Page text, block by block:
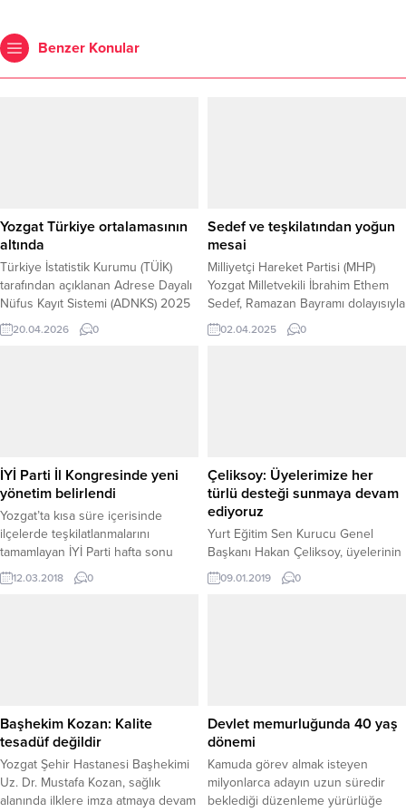
Benzer Konular
Yozgat Türkiye ortalamasının
altında
Türkiye İstatistik Kurumu (TÜİK)
tarafından açıklanan Adrese Dayalı
Nüfus Kayıt Sistemi (ADNKS) 2025
verilerine göre, Türkiye nüfusu 86
milyon 92 bin 168 kişi olurken,
20.04.2026 0
Sedef ve teşkilatından yoğun
mesai
Milliyetçi Hareket Partisi (MHP)
Yozgat Milletvekili İbrahim Ethem
Sedef, Ramazan Bayramı dolayısıyla
gerçekleştirilen bayramlaşma
programlarında Yozgat ve
Fatih Akgül, İl Genel Meclisi...
02.04.2025 0
İYİ Parti İl Kongresinde yeni
yönetim belirlendi
Yozgat’ta kısa süre içerisinde
ilçelerde teşkilatlanmalarını
tamamlayan İYİ Parti hafta sonu
Yozgat’ta gerçekleştirilen Birinci
Olağan İl Kongresinde yeni
12.03.2018 0
Çeliksoy: Üyelerimize her
türlü desteği sunmaya devam
ediyoruz
Yurt Eğitim Sen Kurucu Genel
Başkanı Hakan Çeliksoy, üyelerinin
görevde yükselme ve unvan
değişikliği sınavında başarılı
09.01.2019 0
Başhekim Kozan: Kalite
tesadüf değildir
Yozgat Şehir Hastanesi Başhekimi
Uz. Dr. Mustafa Kozan, sağlık
alanında ilklere imza atmaya devam
Devlet memurluğunda 40 yaş
dönemi
Kamuda görev almak isteyen
milyonlarca adayın uzun süredir
beklediği düzenleme yürürlüğe